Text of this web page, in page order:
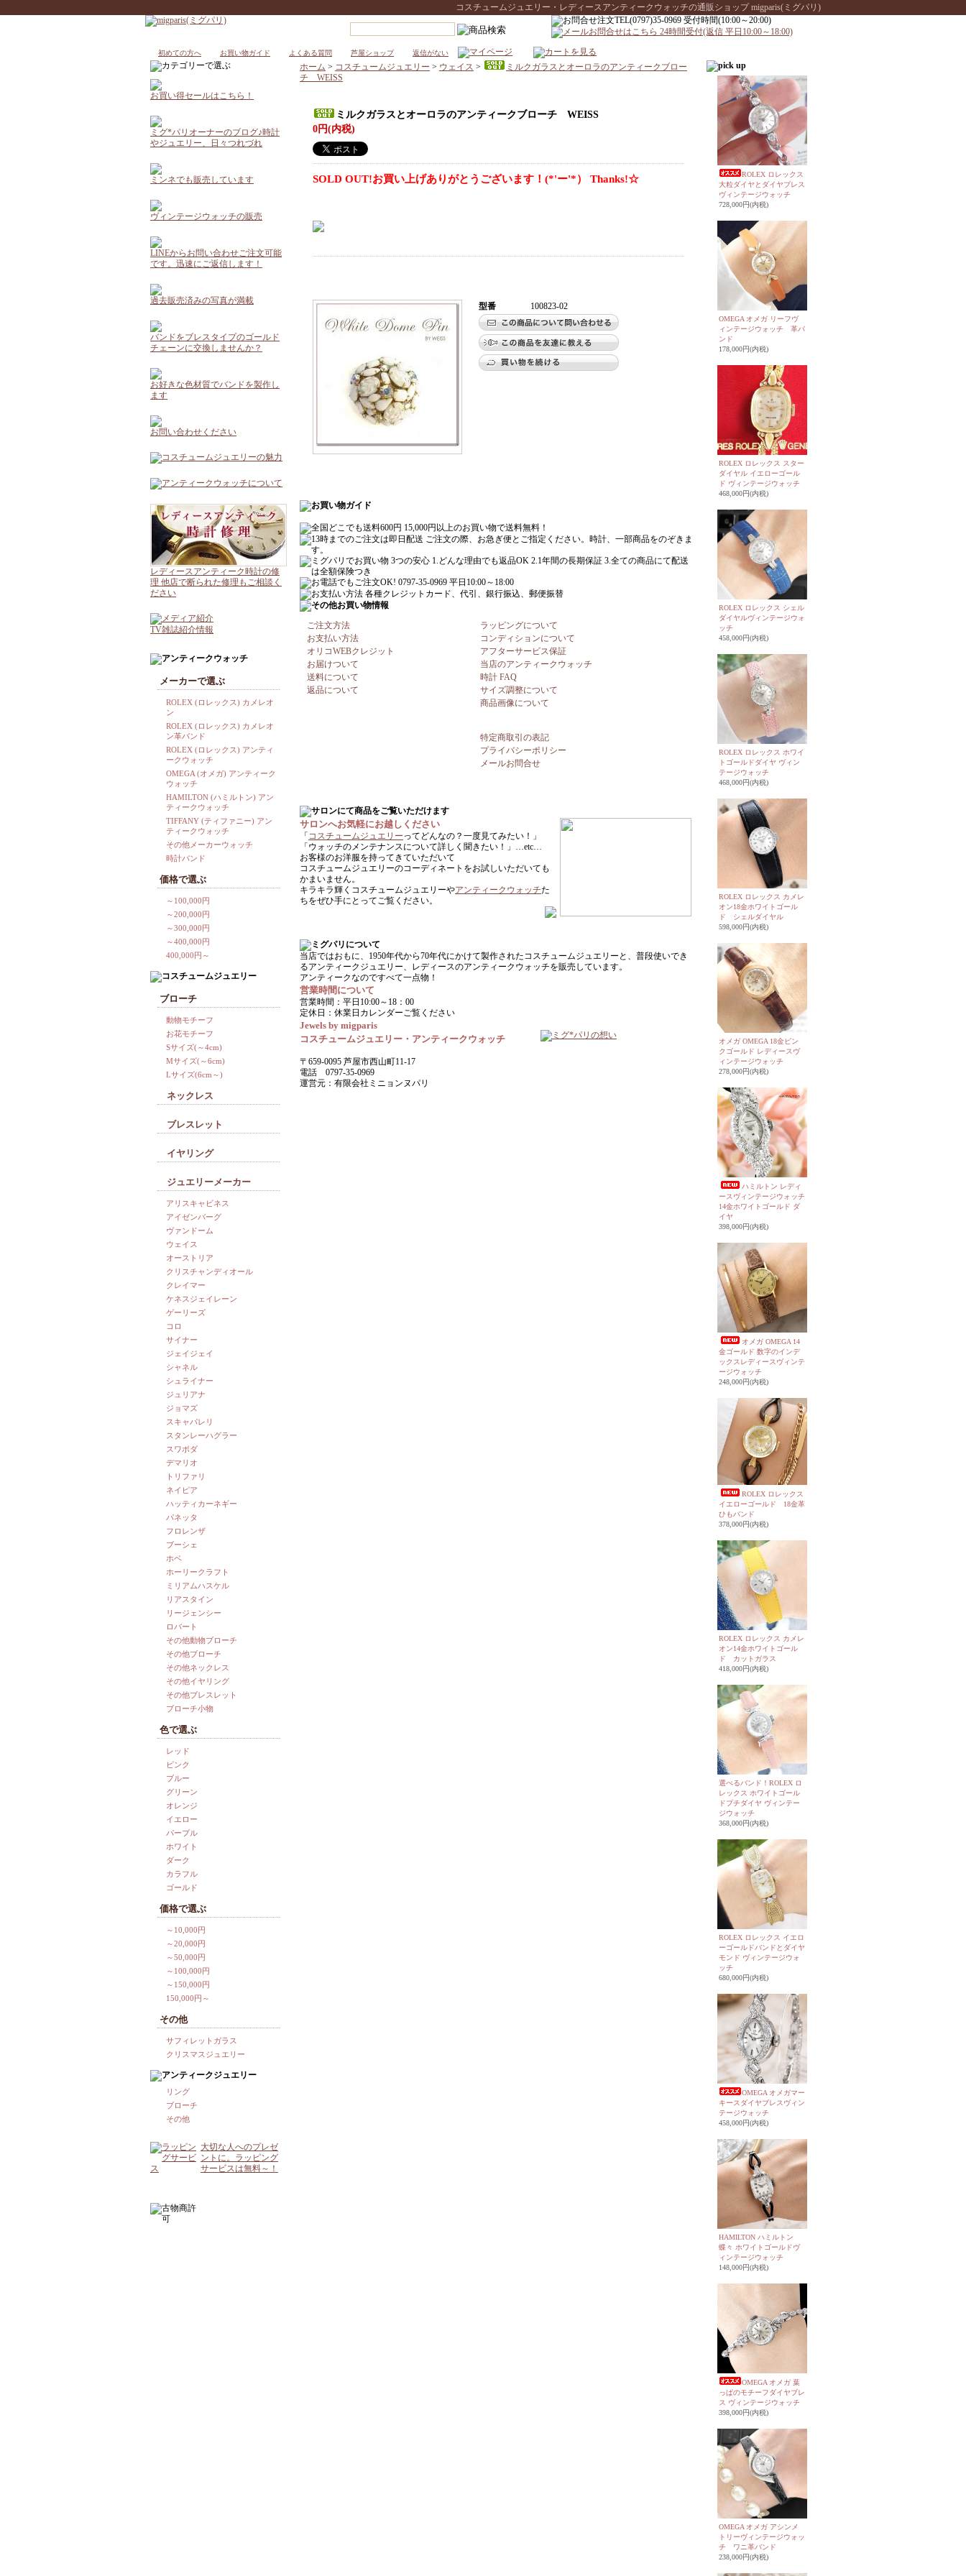
コスチュームジュエリー・レディースアンティークウォッチの通販ショップ migparis(ミグパリ)
初めての方へ お買い物ガイド よくある質問 芦屋ショップ 返信がない
ホーム > コスチュームジュエリー > ウェイス >
ミルクガラスとオーロラのアンティークブロー
チ WEISS
ミルクガラスとオーロラのアンティークブローチ WEISS
0円(内税)
SOLD OUT!お買い上げありがとうございます！(*'ー'*） Thanks!☆
型番 100823-02
ご注文方法
お支払い方法
オリコWEBクレジット
お届けついて
送料について
返品について
ラッピングについて
コンディションについて
アフターサービス保証
当店のアンティークウォッチ
時計 FAQ
サイズ調整について
商品画像について
特定商取引の表記
プライバシーポリシー
メールお問合せ
サロンへお気軽にお越しください
「 コスチュームジュエリーってどんなの？一度見てみたい！」
「ウォッチのメンテナンスについて詳しく聞きたい！」…etc…
お客様のお洋服を持ってきていただいて
コスチュームジュエリーのコーディネートをお試しいただいても
かまいません。
キラキラ輝くコスチュームジュエリーやアンティークウォッチた
ちをぜひ手にとってご覧ください。
当店ではおもに、1950年代から70年代にかけて製作されたコスチュームジュエリーと、普段使いでき
るアンティークジュエリー、レディースのアンティークウォッチを販売しています。
アンティークなのですべて一点物！
営業時間について
営業時間：平日10:00～18：00
定休日：休業日カレンダーご覧ください
Jewels by migparis
コスチュームジュエリー・アンティークウォッチ
〒659-0095 芦屋市西山町11-17
電話 0797-35-0969
運営元：有限会社ミニョンヌパリ
お買い得セールはこちら！
ミグ*パリオーナーのブログ♪時計
やジュエリー、日々つれづれ
ミンネでも販売しています
ヴィンテージウォッチの販売
LINEからお問い合わせご注文可能
です。迅速にご返信します！
過去販売済みの写真が満載
バンドをブレスタイプのゴールド
チェーンに交換しませんか？
お好きな色材質でバンドを製作し
ます
お問い合わせください
レディースアンティーク時計の修
理 他店で断られた修理もご相談く
ださい
TV雑誌紹介情報
メーカーで選ぶ
ROLEX (ロレックス) カメレオ
ン
ROLEX (ロレックス) カメレオ
ン革バンド
ROLEX (ロレックス) アンティ
ークウォッチ
OMEGA (オメガ) アンティーク
ウォッチ
HAMILTON (ハミルトン) アン
ティークウォッチ
TIFFANY (ティファニー) アン
ティークウォッチ
その他メーカーウォッチ
時計バンド
価格で選ぶ
～100,000円
～200,000円
～300,000円
～400,000円
400,000円～
ブローチ
動物モチーフ
お花モチーフ
Sサイズ(～4cm)
Mサイズ(～6cm)
Lサイズ(6cm～)
ネックレス
ブレスレット
イヤリング
ジュエリーメーカー
アリスキャビネス
アイゼンバーグ
ヴァンドーム
ウェイス
オーストリア
クリスチャンディオール
クレイマー
ケネスジェイレーン
ゲーリーズ
コロ
サイナー
ジェイジェイ
シャネル
シュライナー
ジュリアナ
ジョマズ
スキャパレリ
スタンレーハグラー
スワボダ
デマリオ
トリファリ
ネイピア
ハッティカーネギー
パネッタ
フロレンザ
ブーシェ
ホベ
ホーリークラフト
ミリアムハスケル
リアスタイン
リージェンシー
ロバート
その他動物ブローチ
その他ブローチ
その他ネックレス
その他イヤリング
その他ブレスレット
ブローチ小物
色で選ぶ
レッド
ピンク
ブルー
グリーン
オレンジ
イエロー
パープル
ホワイト
ダーク
カラフル
ゴールド
価格で選ぶ
～10,000円
～20,000円
～50,000円
～100,000円
～150,000円
150,000円～
その他
サフィレットガラス
クリスマスジュエリー
リング
ブローチ
その他
大切な人へのプレゼ
ントに。ラッピング
サービスは無料～！
ROLEX ロレックス
大粒ダイヤとダイヤブレス
ヴィンテージウォッチ
728,000円(内税)
OMEGA オメガ リーフヴ
ィンテージウォッチ 革バ
ンド
178,000円(内税)
ROLEX ロレックス スター
ダイヤル イエローゴール
ド ヴィンテージウォッチ
468,000円(内税)
ROLEX ロレックス シェル
ダイヤルヴィンテージウォ
ッチ
458,000円(内税)
ROLEX ロレックス ホワイ
トゴールドダイヤ ヴィン
テージウォッチ
468,000円(内税)
ROLEX ロレックス カメレ
オン18金ホワイトゴール
ド シェルダイヤル
598,000円(内税)
オメガ OMEGA 18金ピン
クゴールド レディースヴ
ィンテージウォッチ
278,000円(内税)
ハミルトン レディ
ースヴィンテージウォッチ
14金ホワイトゴールド ダ
イヤ
398,000円(内税)
オメガ OMEGA 14
金ゴールド 数字のインデ
ックスレディースヴィンテ
ージウォッチ
248,000円(内税)
ROLEX ロレックス
イエローゴールド 18金革
ひもバンド
378,000円(内税)
ROLEX ロレックス カメレ
オン14金ホワイトゴール
ド カットガラス
418,000円(内税)
選べるバンド！ROLEX ロ
レックス ホワイトゴール
ドプチダイヤ ヴィンテー
ジウォッチ
368,000円(内税)
ROLEX ロレックス イエロ
ーゴールドバンドとダイヤ
モンド ヴィンテージウォ
ッチ
680,000円(内税)
OMEGA オメガマー
キースダイヤブレスヴィン
テージウォッチ
458,000円(内税)
HAMILTON ハミルトン
蝶々 ホワイトゴールドヴ
ィンテージウォッチ
148,000円(内税)
OMEGA オメガ 葉
っぱのモチーフダイヤブレ
ス ヴィンテージウォッチ
398,000円(内税)
OMEGA オメガ アシンメ
トリーヴィンテージウォッ
チ ワニ革バンド
238,000円(内税)